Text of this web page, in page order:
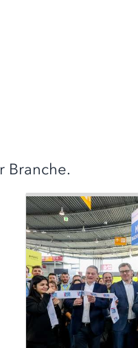
Branche.